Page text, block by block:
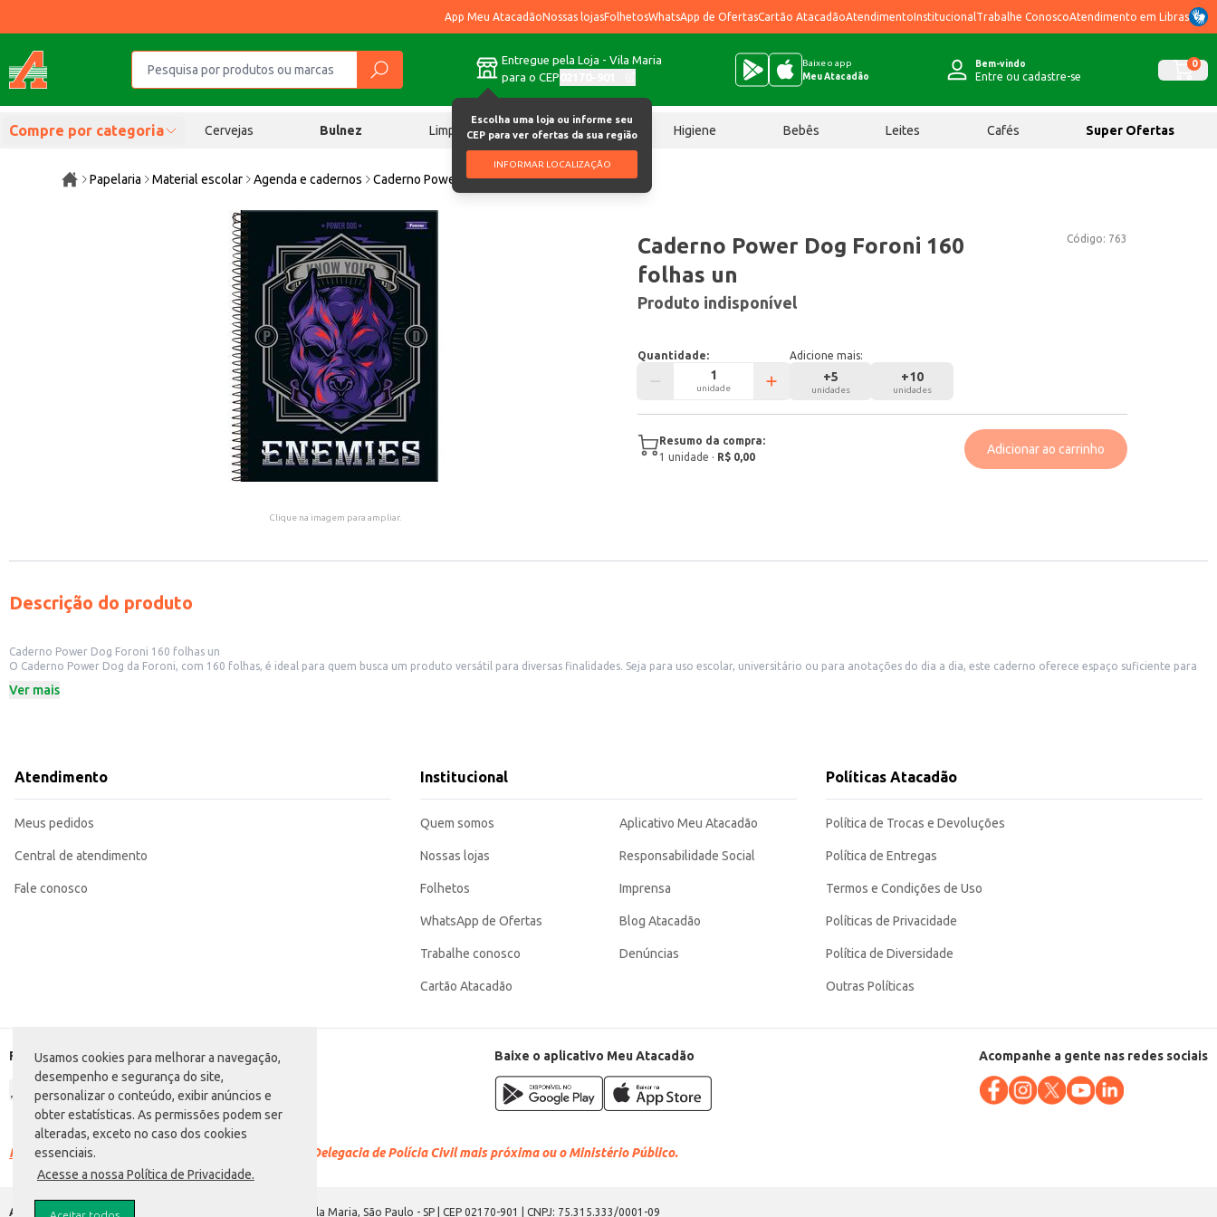
Usamos cookies para melhorar a navegação,
desempenho e segurança do site,
personalizar o conteúdo, exibir anúncios e
obter estatísticas. As permissões podem ser
alteradas, exceto no caso dos cookies
essenciais.
Acesse a nossa Política de Privacidade.
Aceitar todos
App Meu AtacadãoNossas lojasFolhetosWhatsApp de OfertasCartão AtacadãoAtendimentoInstitucional Trabalhe ConoscoAtendimento em Libras
Entregue pela Loja - Vila Maria
para o CEP
Escolha uma loja ou informe seu
CEP para ver ofertas da sua região
INFORMAR LOCALIZAÇÃO
Baixe o app
Meu Atacadão
Bem-vindo
Entre ou cadastre-se
0
Compre por categoria Cervejas Bulnez Limpeza Chocolates Higiene Bebês Leites Cafés Super Ofertas
Papelaria Material escolar Agenda e cadernos Caderno Power Dog Foroni 160 folhas un
Clique na imagem para ampliar.
Código: 763
Caderno Power Dog Foroni 160
folhas un
Produto indisponível
Quantidade:
unidade
Adicione mais:
+5
unidades
+10
unidades
Resumo da compra:
1 unidade · R$ 0,00
Adicionar ao carrinho
Descrição do produto
Caderno Power Dog Foroni 160 folhas un
O Caderno Power Dog da Foroni, com 160 folhas, é ideal para quem busca um produto versátil para diversas finalidades. Seja para uso escolar, universitário ou para anotações do dia a dia, este caderno oferece espaço suficiente para
Este caderno é uma escolha prática para:
Leve para o trabalho para registrar informações importantes.
Use para organizar suas tarefas e compromissos diários.
Ver mais
Atendimento
Meus pedidos
Central de atendimento
Fale conosco
Institucional
Quem somos
Nossas lojas
Folhetos
WhatsApp de Ofertas
Trabalhe conosco
Cartão Atacadão
Aplicativo Meu Atacadão
Responsabilidade Social
Imprensa
Blog Atacadão
Denúncias
Políticas Atacadão
Política de Trocas e Devoluções
Política de Entregas
Termos e Condições de Uso
Políticas de Privacidade
Política de Diversidade
Outras Políticas
Formas de pagamento Baixe o aplicativo Meu Atacadão Acompanhe a gente nas redes sociais
Racismo é crime. Denuncie. Disque 100 ou procure a Delegacia de Polícia Civil mais próxima ou o Ministério Público.
Atacadão S.A. Avenida Morvan Dias de Figueiredo, 6169, Vila Maria, São Paulo - SP | CEP 02170-901 | CNPJ: 75.315.333/0001-09